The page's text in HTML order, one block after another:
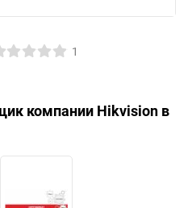
1
компании Hikvision в